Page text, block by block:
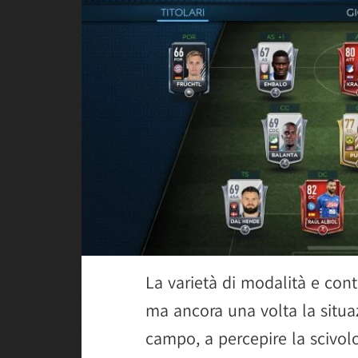
La varietà di modalità e
ma ancora una volta la
campo, a percepire la